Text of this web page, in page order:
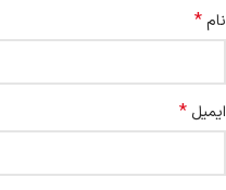
نام*
ایمیل *